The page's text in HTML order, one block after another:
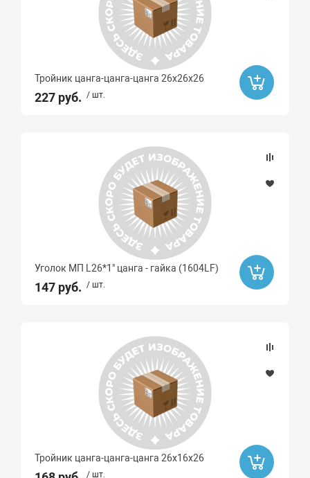
Тройник цанга-цанга-цанга 26x26x26
227 руб. / шт.
Уголок МП L26*1" цанга - гайка (1604LF)
147 руб. / шт.
Тройник цанга-цанга-цанга 26х16х26
/ шт.